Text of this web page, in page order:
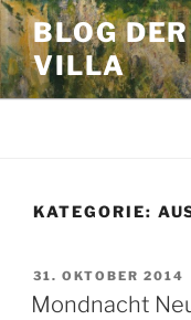
Zum
Inhalt
springen
BLOG
VILLA
KATEGORIE:
VERÖFFENTLICHT
AM
31. OKTOBER 2014
Mondnacht